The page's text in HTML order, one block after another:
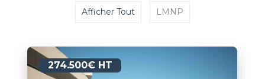
Afficher Tout LMNP
274.500€ HT